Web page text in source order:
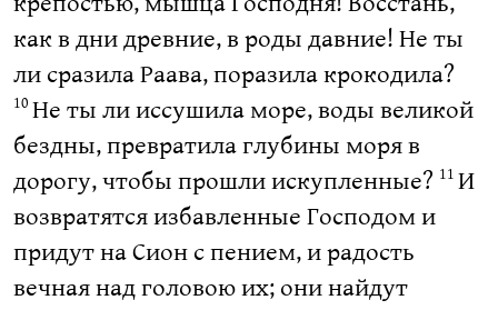
как в дни древние, в роды давние! Не ты
ли сразила Раава, поразила крокодила?
10 Не ты ли иссушила море, воды великой
бездны, превратила глубины моря в
дорогу, чтобы прошли искупленные? 11 И
возвратятся избавленные Господом и
придут на Сион с пением, и радость
вечная над головою их; они найдут